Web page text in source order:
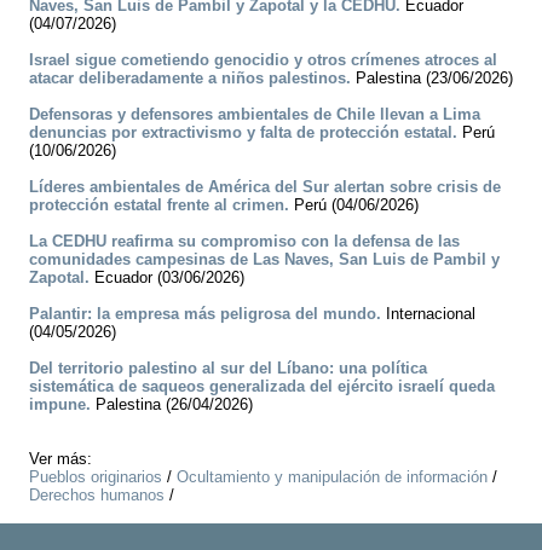
Naves, San Luis de Pambil y Zapotal y la CEDHU. Ecuador
(04/07/2026)
Israel sigue cometiendo genocidio y otros crímenes atroces al
atacar deliberadamente a niños palestinos. Palestina (23/06/2026)
Defensoras y defensores ambientales de Chile llevan a Lima
denuncias por extractivismo y falta de protección estatal. Perú
(10/06/2026)
Líderes ambientales de América del Sur alertan sobre crisis de
protección estatal frente al crimen. Perú (04/06/2026)
La CEDHU reafirma su compromiso con la defensa de las
comunidades campesinas de Las Naves, San Luis de Pambil y
Zapotal. Ecuador (03/06/2026)
Palantir: la empresa más peligrosa del mundo. Internacional
(04/05/2026)
Del territorio palestino al sur del Líbano: una política
sistemática de saqueos generalizada del ejército israelí queda
impune. Palestina (26/04/2026)
Ver más:
Pueblos originarios / Ocultamiento y manipulación de información /
Derechos humanos /